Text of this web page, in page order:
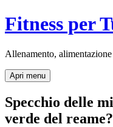
Fitness per
Allenamento, alimentazione
Apri menu
Specchio delle
verde del